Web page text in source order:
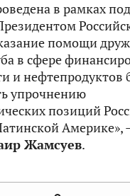
в рамках
помощи
в сфере
и нефтепродуктов
упрочнению
позиций
Америке»,
Жамсуев.